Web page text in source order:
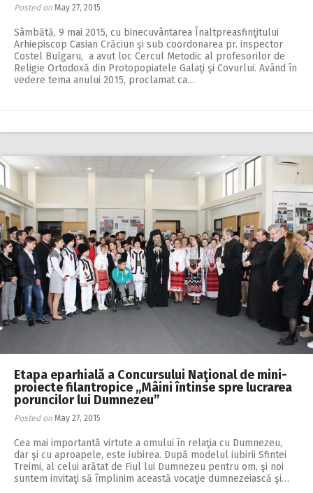
Posted on May 27, 2015
Sâmbătă, 9 mai 2015, cu binecuvântarea Înaltpreasfinţitului
Arhiepiscop Casian Crăciun şi sub coordonarea pr. inspector
Costel Bulgaru, a avut loc Cercul Metodic al profesorilor de
Religie Ortodoxă din Protopopiatele Galaţi şi Covurlui. Având în
vedere tema anului 2015, proclamat ca…
Etapa eparhială a Concursului Naţional de mini-
proiecte filantropice ,,Mâini întinse spre lucrarea
poruncilor lui Dumnezeu”
Posted on May 27, 2015
Cea mai importantă virtute a omului în relaţia cu Dumnezeu,
dar şi cu aproapele, este iubirea. După modelul iubirii Sfintei
Treimi, al celui arătat de Fiul lui Dumnezeu pentru om, şi noi
suntem invitaţi să împlinim această vocaţie dumnezeiască şi…